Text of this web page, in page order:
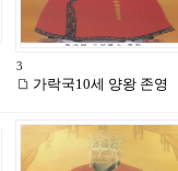
3
가락국10세 양왕 존영